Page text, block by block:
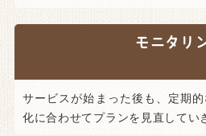
モニタリ
サービスが始まった後も、定期
化に合わせてプランを見直してい